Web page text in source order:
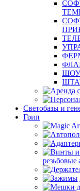
ШОУ
Светобазы и
Грип
резьбовые